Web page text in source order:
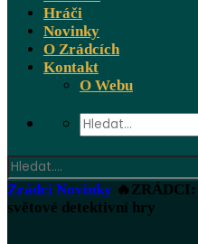
Hráči
Novinky
O Zrádcích
Kontakt
O Webu
Zrádci Novinky
světové detektivní hry